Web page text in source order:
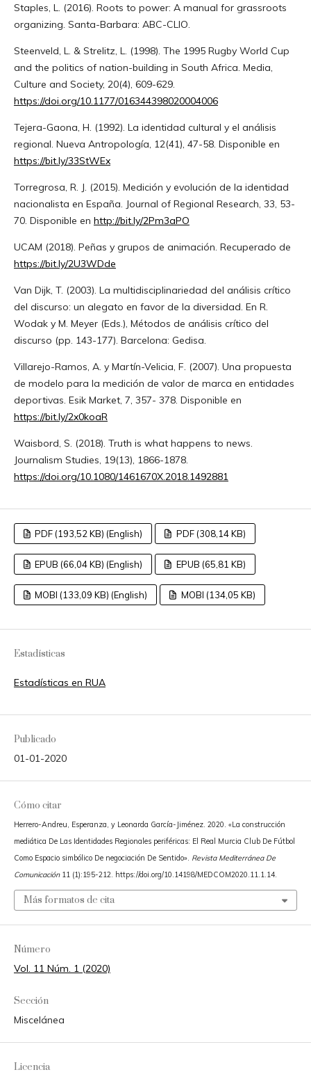
Staples, L. (2016). Roots to power: A manual for grassroots
organizing. Santa-Barbara: ABC-CLIO.
Steenveld, L. & Strelitz, L. (1998). The 1995 Rugby World Cup
and the politics of nation-building in South Africa. Media,
Culture and Society, 20(4), 609-629.
https://doi.org/10.1177/016344398020004006
Tejera-Gaona, H. (1992). La identidad cultural y el análisis
regional. Nueva Antropología, 12(41), 47-58. Disponible en
https://bit.ly/33StWEx
Torregrosa, R. J. (2015). Medición y evolución de la identidad
nacionalista en España. Journal of Regional Research, 33, 53-
70. Disponible en http://bit.ly/2Pm3aPO
UCAM (2018). Peñas y grupos de animación. Recuperado de
https://bit.ly/2U3WDde
Van Dijk, T. (2003). La multidisciplinariedad del análisis crítico
del discurso: un alegato en favor de la diversidad. En R.
Wodak y M. Meyer (Eds.), Métodos de análisis crítico del
discurso (pp. 143-177). Barcelona: Gedisa.
Villarejo-Ramos, A. y Martín-Velicia, F. (2007). Una propuesta
de modelo para la medición de valor de marca en entidades
deportivas. Esik Market, 7, 357- 378. Disponible en
https://bit.ly/2x0koaR
Waisbord, S. (2018). Truth is what happens to news.
Journalism Studies, 19(13), 1866-1878.
https://doi.org/10.1080/1461670X.2018.1492881
PDF (193,52 KB) (English) PDF (308,14 KB)
EPUB (66,04 KB) (English) EPUB (65,81 KB)
MOBI (133,09 KB) (English) MOBI (134,05 KB)
Estadísticas
Estadísticas en RUA
Publicado
01-01-2020
Cómo citar
Herrero-Andreu, Esperanza, y Leonarda García-Jiménez. 2020. «La construcción
mediática De Las Identidades Regionales periféricas: El Real Murcia Club De Fútbol
Como Espacio simbólico De negociación De Sentido». Revista Mediterránea De
Comunicación11 (1):195-212. https://doi.org/10.14198/MEDCOM2020.11.1.14.
Más formatos de cita
Número
Vol. 11 Núm. 1 (2020)
Sección
Miscelánea
Licencia